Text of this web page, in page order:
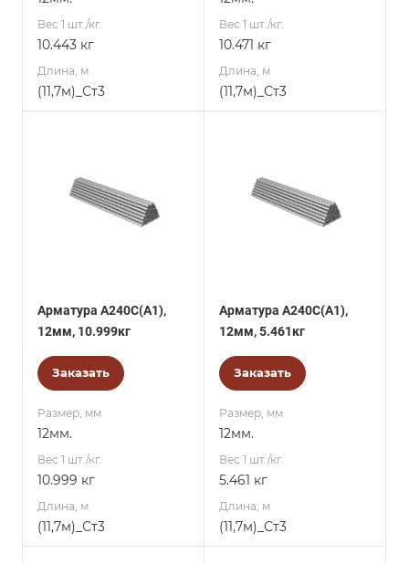
Вес 1 шт./кг.
10.443 кг
Длина, м
(11,7м)_Ст3
Вес 1 шт./кг.
10.471 кг
Длина, м
(11,7м)_Ст3
Арматура А240С(А1),
12мм, 10.999кг
Заказать
Размер, мм
12мм.
Вес 1 шт./кг.
10.999 кг
Длина, м
(11,7м)_Ст3
Арматура А240С(А1),
12мм, 5.461кг
Заказать
Размер, мм
12мм.
Вес 1 шт./кг.
5.461 кг
Длина, м
(11,7м)_Ст3